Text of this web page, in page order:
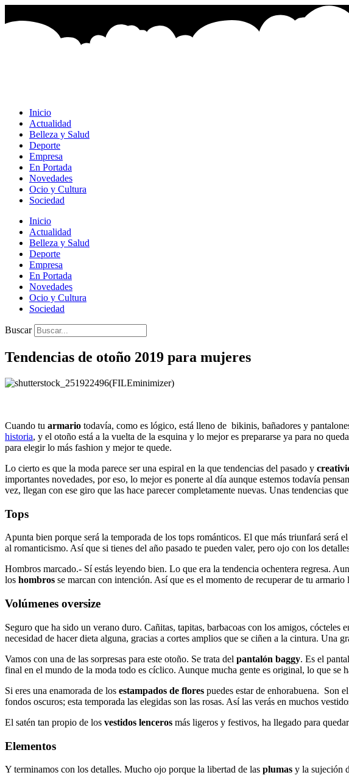
al
Inicio
Actualidad
Belleza y Salud
Deporte
Empresa
En Portada
Novedades
Ocio y Cultura
Sociedad
Inicio
Actualidad
Belleza y Salud
Deporte
Empresa
En Portada
Novedades
Ocio y Cultura
Sociedad
Buscar
Tendencias de otoño 2019 para mujeres
Cuando tu armario todavía, como es lógico, está lleno de bikinis, bañadores y
historia, y el otoño está a la vuelta de la esquina y lo mejor es prepararse ya para no
para elegir lo más fashion y mejor te quede.
Lo cierto es que la moda parece ser una espiral en la que tendencias del pasado y
importantes novedades, por eso, lo mejor es ponerte al día aunque estemos todavía
vez, llegan con ese giro que las hace parecer completamente nuevas. Unas tendencias
Tops
Apunta bien porque será la temporada de los tops románticos. El que más triunfará
al romanticismo. Así que si tienes del año pasado te pueden valer, pero ojo con los
Hombros marcado.- Sí estás leyendo bien. Lo que era la tendencia ochentera regresa.
los hombros se marcan con intención. Así que es el momento de recuperar de tu
Volúmenes oversize
Seguro que ha sido un verano duro. Cañitas, tapitas, barbacoas con los amigos, cócteles
necesidad de hacer dieta alguna, gracias a cortes amplios que se ciñen a la cintura. Una
Vamos con una de las sorpresas para este otoño. Se trata del pantalón baggy. Es el
final en el mundo de la moda todo es cíclico. Aunque mucha gente es original, lo que se
Si eres una enamorada de los estampados de flores puedes estar de enhorabuena. Son
fondos oscuros; esta temporada las elegidas son las rosas. Así las verás en muchos
El satén tan propio de los vestidos lenceros más ligeros y festivos, ha llegado para
Elementos
Y terminamos con los detalles. Mucho ojo porque la libertad de las plumas y la sujeción